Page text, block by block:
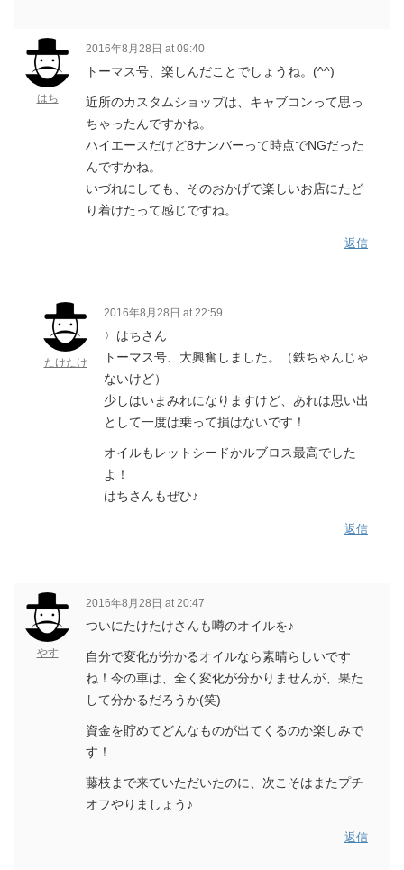
はち
2016年8月28日 at 09:40
トーマス号、楽しんだことでしょうね。(^^)
近所のカスタムショップは、キャブコンって思っ
ちゃったんですかね。
ハイエースだけど8ナンバーって時点でNGだった
んですかね。
いづれにしても、そのおかげで楽しいお店にたど
り着けたって感じですね。
返信
たけたけ
2016年8月28日 at 22:59
〉はちさん
トーマス号、大興奮しました。（鉄ちゃんじゃ
ないけど）
少しはいまみれになりますけど、あれは思い出
として一度は乗って損はないです！
オイルもレットシードかルブロス最高でした
よ！
はちさんもぜひ♪
返信
やす
2016年8月28日 at 20:47
ついにたけたけさんも噂のオイルを♪
自分で変化が分かるオイルなら素晴らしいです
ね！今の車は、全く変化が分かりませんが、果た
して分かるだろうか(笑)
資金を貯めてどんなものが出てくるのか楽しみで
す！
藤枝まで来ていただいたのに、次こそはまたプチ
オフやりましょう♪
返信